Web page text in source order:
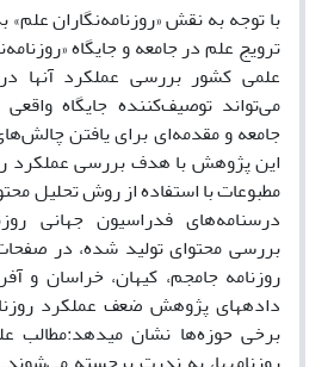
با توجه به نقش «روزنامه‌نگاران علم»
ترویج علم در جامعه و جایگاه
علمی کشور بررسی عملکرد آنها
می‌تواند توصیف‌کننده جایگاه
جامعه و مقدمه‌ای برای یافتن
این پژوهش با هدف بررسی عملکرد
مطبوعات با استفاده از روش تحلیل
درسنامه‌های فدراسیون جهانی
بررسی محتوای تولید شده، در
روزنامه جامجم، کیهان، خراسان و
دادههای پژوهش ضعف عملکرد
برخی حوزه‌ها نشان میدهد:مطالب